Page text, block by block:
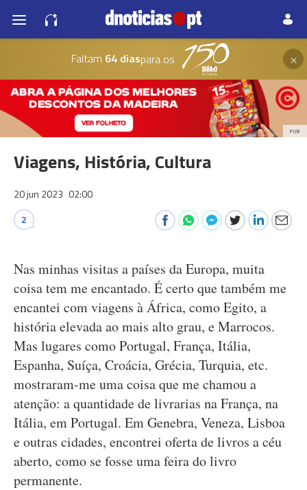
Faltam 64 diaspara os ×
PUB
Viagens, História, Cultura
20 jun 2023 02:00
2
Nas minhas visitas a países da Europa, muita
coisa tem me encantado. É certo que também me
encantei com viagens à África, como Egito, a
história elevada ao mais alto grau, e Marrocos.
Mas lugares como Portugal, França, Itália,
Espanha, Suíça, Croácia, Grécia, Turquia, etc.
mostraram-me uma coisa que me chamou a
atenção: a quantidade de livrarias na França, na
Itália, em Portugal. Em Genebra, Veneza, Lisboa
e outras cidades, encontrei oferta de livros a céu
aberto, como se fosse uma feira do livro
permanente.